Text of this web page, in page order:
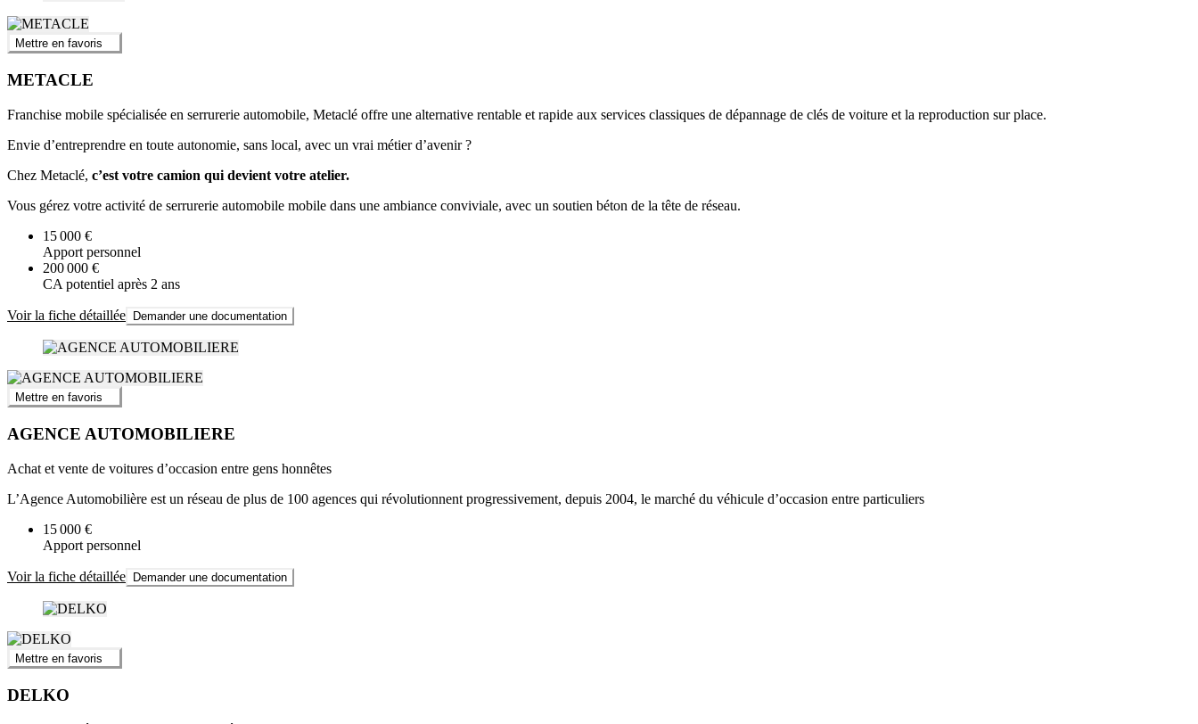
Mettre en favoris
METACLE
Franchise mobile spécialisée en serrurerie automobile, Metaclé offre une alternative rentable et rapide aux services classiques de dépannage de clés de voiture et la reproduction sur place.
Envie d’entreprendre en toute autonomie, sans local, avec un vrai métier d’avenir ?
Chez Metaclé, c’est votre camion qui devient votre atelier.
Vous gérez votre activité de serrurerie automobile mobile dans une ambiance conviviale, avec un soutien béton de la tête de réseau.
15 000 €
Apport personnel
200 000 €
CA potentiel après 2 ans
Voir la fiche détaillée Demander une documentation
Mettre en favoris
AGENCE AUTOMOBILIERE
Achat et vente de voitures d’occasion entre gens honnêtes
L’Agence Automobilière est un réseau de plus de 100 agences qui révolutionnent progressivement, depuis 2004, le marché du véhicule d’occasion entre particuliers
15 000 €
Apport personnel
Voir la fiche détaillée Demander une documentation
Mettre en favoris
DELKO